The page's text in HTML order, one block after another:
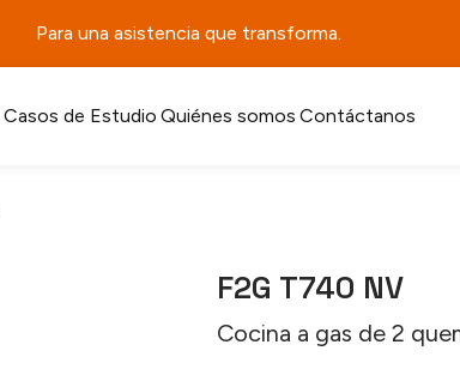
Para una asistencia que transforma.
Casos de Estudio Quiénes somos Contáctanos
F2G T740 NV
Cocina a gas de 2